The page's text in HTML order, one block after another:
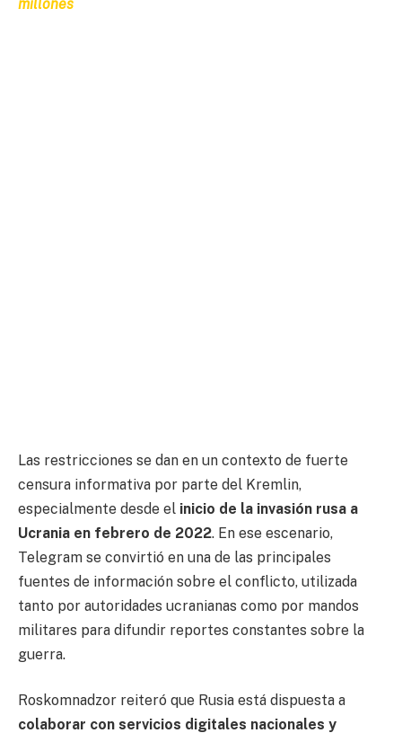
millones
Las restricciones se dan en un contexto de fuerte
censura informativa por parte del Kremlin,
especialmente desde el inicio de la invasión rusa a
Ucrania en febrero de 2022. En ese escenario,
Telegram se convirtió en una de las principales
fuentes de información sobre el conflicto, utilizada
tanto por autoridades ucranianas como por mandos
militares para difundir reportes constantes sobre la
guerra.
Roskomnadzor reiteró que Rusia está dispuesta a
colaborar con servicios digitales nacionales y